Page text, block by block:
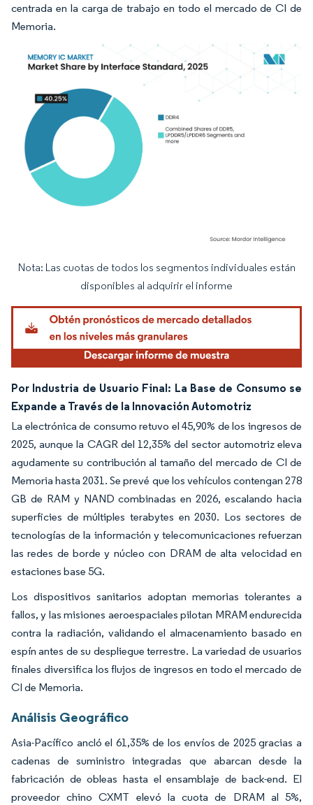
centrada en la carga de trabajo en todo el mercado de CI de
Memoria.
Imagen © Mordor Intelligence. El uso requiere atribución según CC BY 4.0.
Nota: Las cuotas de todos los segmentos individuales están
disponibles al adquirir el informe
Por Industria de Usuario Final: La Base de Consumo se
Expande a Través de la Innovación Automotriz
La electrónica de consumo retuvo el 45,90% de los ingresos de
2025, aunque la CAGR del 12,35% del sector automotriz eleva
agudamente su contribución al tamaño del mercado de CI de
Memoria hasta 2031. Se prevé que los vehículos contengan 278
GB de RAM y NAND combinadas en 2026, escalando hacia
superficies de múltiples terabytes en 2030. Los sectores de
tecnologías de la información y telecomunicaciones refuerzan
las redes de borde y núcleo con DRAM de alta velocidad en
estaciones base 5G.
Los dispositivos sanitarios adoptan memorias tolerantes a
fallos, y las misiones aeroespaciales pilotan MRAM endurecida
contra la radiación, validando el almacenamiento basado en
espín antes de su despliegue terrestre. La variedad de usuarios
finales diversifica los flujos de ingresos en todo el mercado de
CI de Memoria.
Análisis Geográfico
Asia-Pacífico ancló el 61,35% de los envíos de 2025 gracias a
cadenas de suministro integradas que abarcan desde la
fabricación de obleas hasta el ensamblaje de back-end. El
proveedor chino CXMT elevó la cuota de DRAM al 5%,